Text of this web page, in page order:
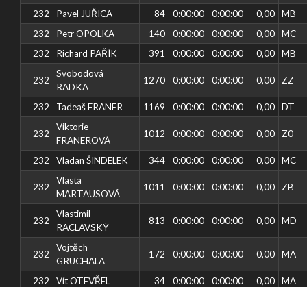
232
Pavel JUŘICA 84 0:00:00 0:00:00 0,00
MB
232
Petr OPOLKA 140 0:00:00 0:00:00 0,00
MC
232
Richard PAŘÍK 391 0:00:00 0:00:00 0,00 MB
232
Svobodová
RADKA
1270 0:00:00 0:00:00 0,00 ZZ
232 Tadeaš FRANER 1169 0:00:00 0:00:00 0,00 DT
232
Viktorie
FRANEROVÁ
1012 0:00:00 0:00:00 0,00 Z0
232 Vladan ŠINDELEK 344 0:00:00 0:00:00 0,00 MC
232
Vlasta
MARTAUSOVÁ
1011 0:00:00 0:00:00 0,00 ZB
232
Vlastimil
RACLAVSKÝ
813 0:00:00 0:00:00 0,00 MD
232
Vojtěch
GRUCHALA
172 0:00:00 0:00:00 0,00 MA
232 Vít OTEVŘEL 34 0:00:00 0:00:00 0,00 MA